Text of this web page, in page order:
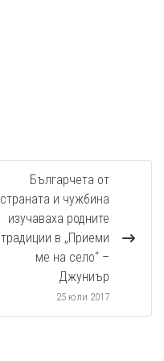
Българчета от
страната и чужбина
изучаваха родните
традиции в „Приеми
ме на село“ –
Джуниър
25 юли 2017